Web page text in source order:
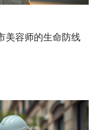
美容师的生命防线